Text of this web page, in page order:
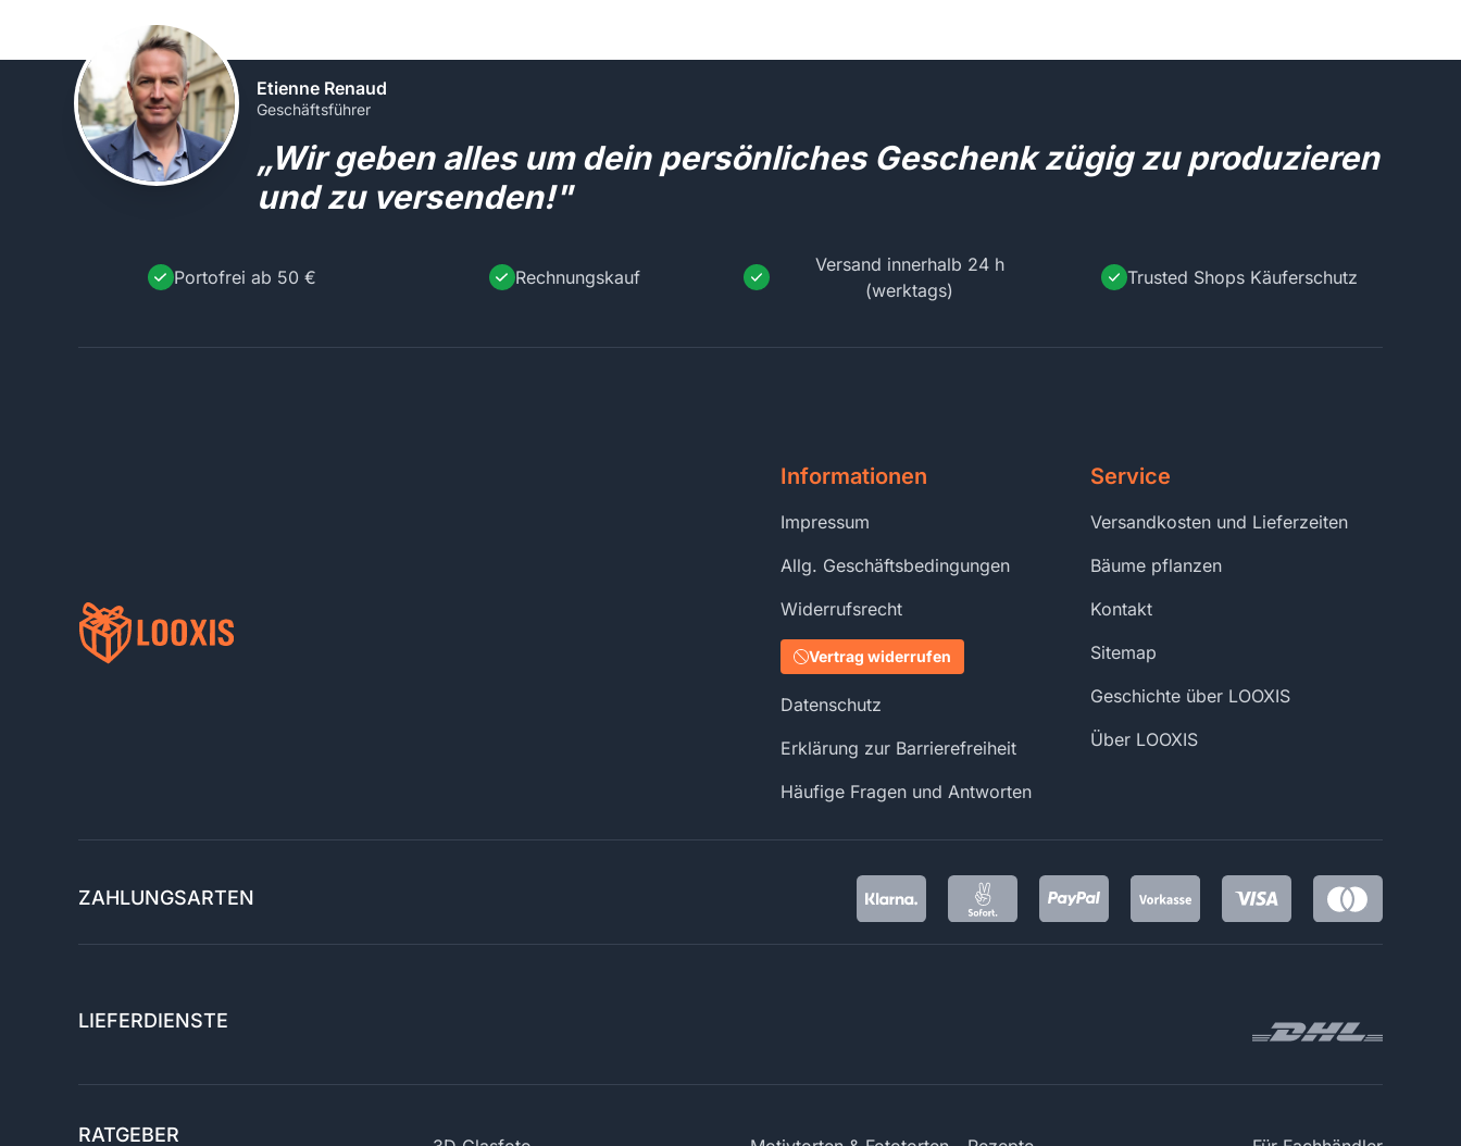
Etienne Renaud
Geschäftsführer
„Wir geben alles um dein persönliches Geschenk zügig zu produzieren
und zu versenden!"
Portofrei ab 50 € Rechnungskauf
Versand innerhalb 24 h
(werktags)
Trusted Shops Käuferschutz
Informationen
Impressum
Allg. Geschäftsbedingungen
Widerrufsrecht
Vertrag widerrufen
Datenschutz
Erklärung zur Barrierefreiheit
Häufige Fragen und Antworten
Service
Versandkosten und Lieferzeiten
Bäume pflanzen
Kontakt
Sitemap
Geschichte über LOOXIS
Über LOOXIS
ZAHLUNGSARTEN
LIEFERDIENSTE
RATGEBER